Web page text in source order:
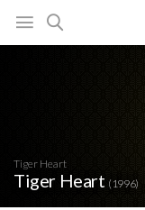
Tiger Heart
Tiger Heart (1996)